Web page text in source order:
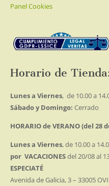
Panel Cookies
Horario de
Lunes a Viernes, de 10.00 a
Sábado y Domingo: Cerrado
HORARIO de VERANO (del 28
Lunes a Viernes, de 10.00 a
por VACACIONESdel 20/08 al
ESPECIATÉ
Avenida de Galicia, 3 – 33005